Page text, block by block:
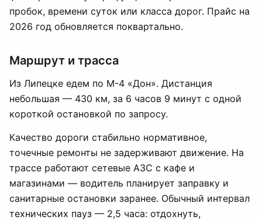
пробок, времени суток или класса дорог. Прайс на
2026 год обновляется поквартально.
Маршрут и трасса
Из Липецке едем по М-4 «Дон». Дистанция
небольшая — 430 км, за 6 часов 9 минут с одной
короткой остановкой по запросу.
Качество дороги стабильно нормативное,
точечные ремонты не задерживают движение. На
трассе работают сетевые АЗС с кафе и
магазинами — водитель планирует заправку и
санитарные остановки заранее. Обычный интервал
технических пауз — 2,5 часа: отдохнуть,